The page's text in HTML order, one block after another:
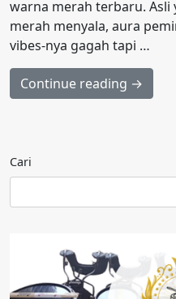
warna merah terbaru. Asli
merah menyala, aura
vibes-nya gagah tapi …
Continue reading →
Cari